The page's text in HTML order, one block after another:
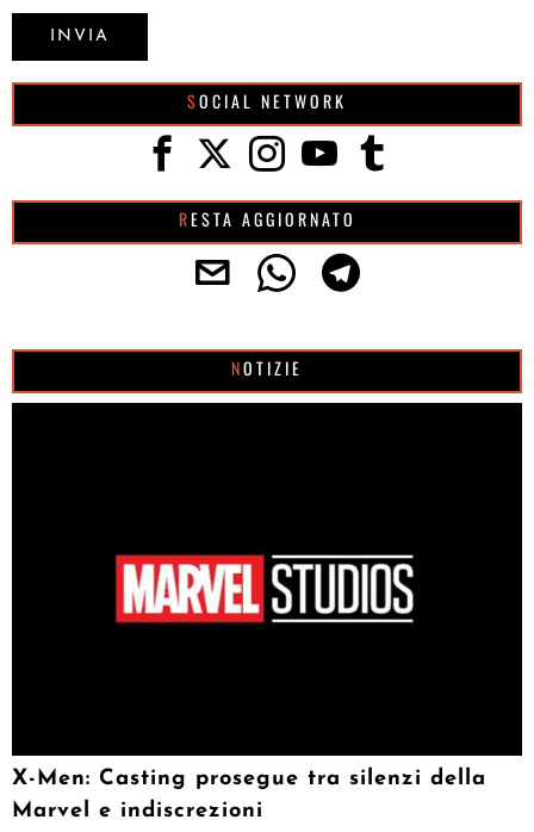
SOCIAL NETWORK
RESTA AGGIORNATO
NOTIZIE
X-Men: Casting prosegue tra silenzi della
Marvel e indiscrezioni